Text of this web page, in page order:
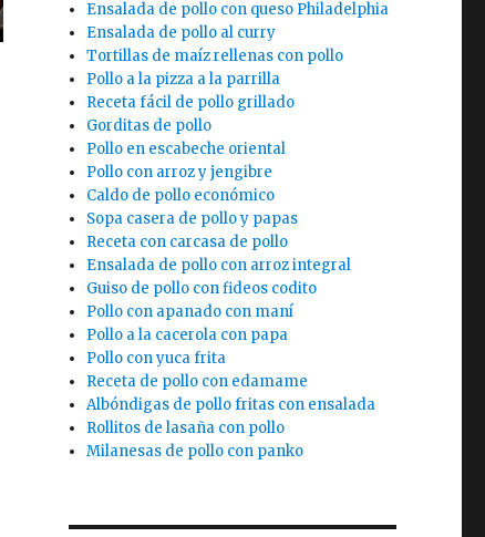
Ensalada de pollo con queso Philadelphia
Ensalada de pollo al curry
Tortillas de maíz rellenas con pollo
Pollo a la pizza a la parrilla
Receta fácil de pollo grillado
Gorditas de pollo
Pollo en escabeche oriental
Pollo con arroz y jengibre
Caldo de pollo económico
Sopa casera de pollo y papas
Receta con carcasa de pollo
Ensalada de pollo con arroz integral
Guiso de pollo con fideos codito
Pollo con apanado con maní
Pollo a la cacerola con papa
Pollo con yuca frita
Receta de pollo con edamame
Albóndigas de pollo fritas con ensalada
Rollitos de lasaña con pollo
Milanesas de pollo con panko